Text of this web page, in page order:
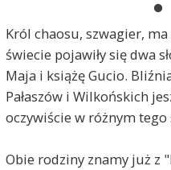
Król chaosu, szwagier,
świecie pojawiły się dwa
Maja i książę Gucio.
Pałaszów i Wilkońskich
oczywiście w różnym tego
Obie rodziny znamy już z